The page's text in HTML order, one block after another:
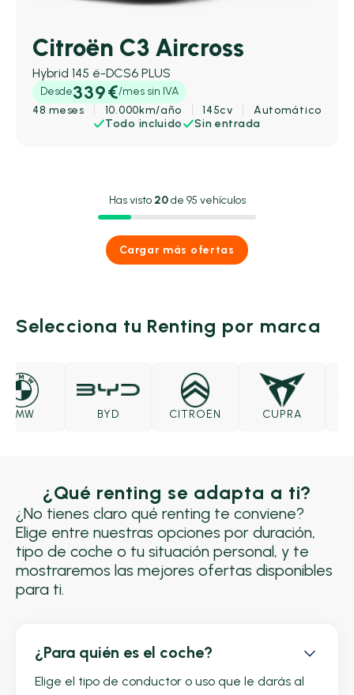
Citroën C3 Aircross
Hybrid 145 ë-DCS6 PLUS
Desde339€/mes sin IVA
48 meses
10.000km/año 145cv
Automático
Todo incluido
Sin entrada
Has visto 20de 95 vehículos
Cargar más ofertas
Selecciona tu Renting por marca
CITROËN CUPRA
¿Qué renting se adapta a ti?
¿No tienes claro qué renting te conviene?
Elige entre nuestras opciones por duración,
tipo de coche o tu situación personal, y te
mostraremos las mejores ofertas disponibles
para ti.
¿Para quién es el coche?
Elige el tipo de conductor o uso que le darás al